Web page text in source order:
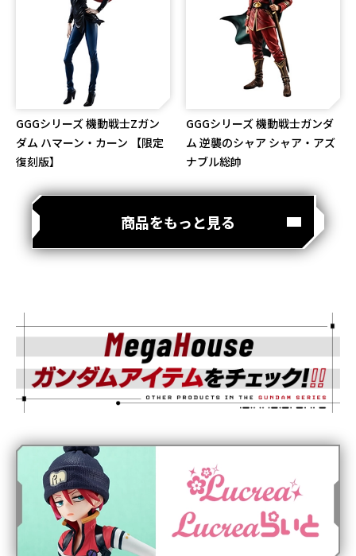
GGGシリーズ 機動戦士Zガン
ダム ハマーン・カーン 【限定
復刻版】
GGGシリーズ 機動戦士ガンダ
ム 逆襲のシャア シャア・アズ
ナブル総帥
商品をもっと見る